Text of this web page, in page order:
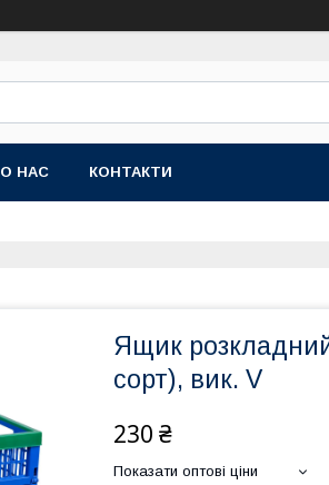
НАС КОНТАКТИ
Ящик
сорт), вик. V
230 ₴
Показати оптові ціни